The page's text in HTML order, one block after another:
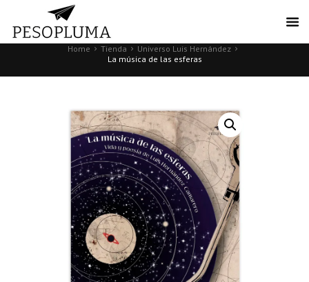
Home Tienda
Universo Luis Hernández
La música de las esferas